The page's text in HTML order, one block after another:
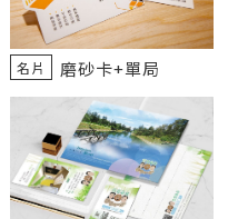
磨砂卡+單局
名片